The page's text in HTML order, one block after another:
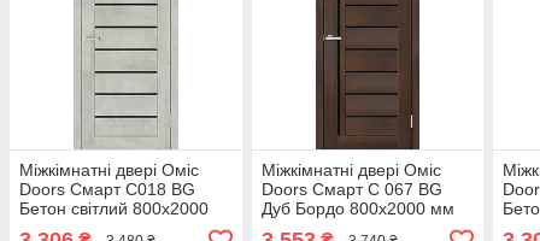
Міжкімнатні двері Оміс
Doors Смарт С018 BG
Бетон світлий 800х2000
мм
Міжкімнатні двері Оміс
Doors Смарт С 067 BG
Дуб Бордо 800х2000 мм
мм